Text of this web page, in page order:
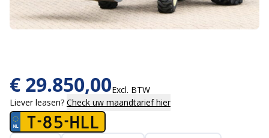
€ 29.850,00Excl. BTW
Liever leasen?
Check uw maandtarief hier
T-85-HLL